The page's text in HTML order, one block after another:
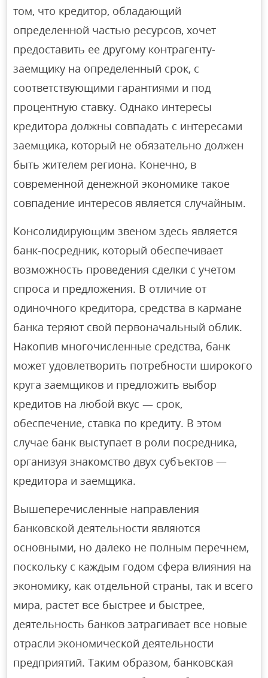
том, что кредитор, обладающий
определенной частью ресурсов, хочет
предоставить ее другому контрагенту-
заемщику на определенный срок, с
соответствующими гарантиями и под
процентную ставку. Однако интересы
кредитора должны совпадать с интересами
заемщика, который не обязательно должен
быть жителем региона. Конечно, в
современной денежной экономике такое
совпадение интересов является случайным.
Консолидирующим звеном здесь является
банк-посредник, который обеспечивает
возможность проведения сделки с учетом
спроса и предложения. В отличие от
одиночного кредитора, средства в кармане
банка теряют свой первоначальный облик.
Накопив многочисленные средства, банк
может удовлетворить потребности широкого
круга заемщиков и предложить выбор
кредитов на любой вкус — срок,
обеспечение, ставка по кредиту. В этом
случае банк выступает в роли посредника,
организуя знакомство двух субъектов —
кредитора и заемщика.
Вышеперечисленные направления
банковской деятельности являются
основными, но далеко не полным перечнем,
поскольку с каждым годом сфера влияния на
экономику, как отдельной страны, так и всего
мира, растет все быстрее и быстрее,
деятельность банков затрагивает все новые
отрасли экономической деятельности
предприятий. Таким образом, банковская